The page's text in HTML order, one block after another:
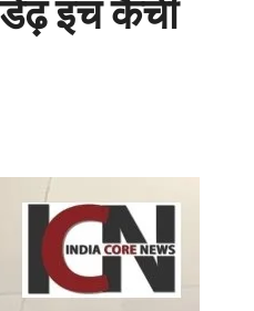
इंच कैंची